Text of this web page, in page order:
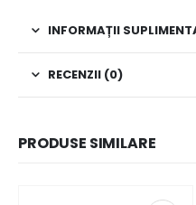
INFORMAȚII
RECENZII (0)
PRODUSE SIMILARE